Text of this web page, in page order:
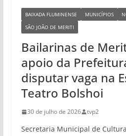
BAIXADA FLUMINENSE MUNICÍPIOS
SÃO JOÃO DE MERITI
Bailarinas de
apoio da
disputar vaga na
Teatro Bolshoi
30 de julho de 2026 tvp2
Secretaria Municipal de